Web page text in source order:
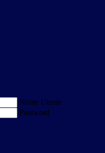
Nome Utente
Password